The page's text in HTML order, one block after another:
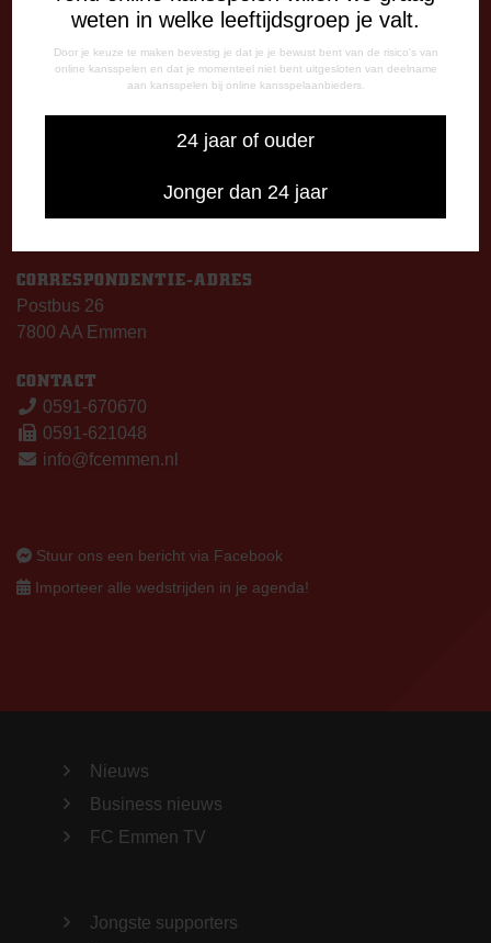
weten in welke leeftijdsgroep je valt.
Door je keuze te maken bevestig je dat je je bewust bent van de risico's van
online kansspelen en dat je momenteel niet bent uitgesloten van deelname
aan kansspelen bij online kansspelaanbieders.
24 jaar of ouder
Jonger dan 24 jaar
Dinsdag
09:00 - 12:15 uur
13:00 - 17:00 uur
CORRESPONDENTIE-ADRES
Postbus 26
7800 AA Emmen
CONTACT
0591-670670
0591-621048
info@fcemmen.nl
Stuur ons een bericht via Facebook
Importeer alle wedstrijden in je agenda!
Nieuws
Business nieuws
FC Emmen TV
Jongste supporters